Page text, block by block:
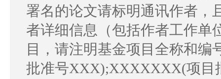
署名的论文请标明通讯作者，
者详细信息（包括作者工作单
目，请注明基金项目全称和
批准号XXX);XXXXXXX(项目